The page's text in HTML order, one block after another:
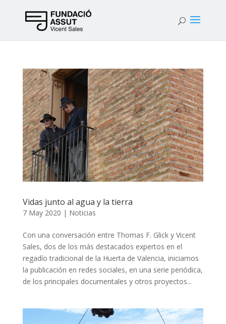
Vidas junto al agua y la tierra
7 May 2020 | Noticias
Con una conversación entre Thomas F. Glick y Vicent
Sales, dos de los más destacados expertos en el
regadío tradicional de la Huerta de Valencia, iniciamos
la publicación en redes sociales, en una serie periódica,
de los principales documentales y otros proyectos...